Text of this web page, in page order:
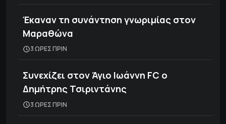
Έκαναν τη συνάντηση γνωριμίας στον
Μαραθώνα
3 ΩΡΕΣ ΠΡΙΝ
Συνεχίζει στον Άγιο Ιωάννη FC ο
Δημήτρης Τσιριντάνης
3 ΩΡΕΣ ΠΡΙΝ